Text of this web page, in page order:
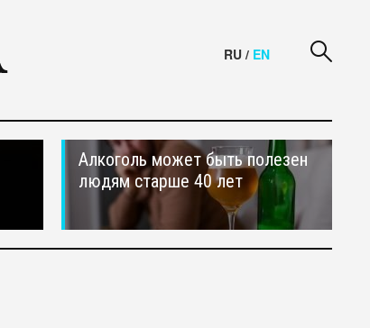
RU / EN
Алкоголь может быть полезен
людям старше 40 лет